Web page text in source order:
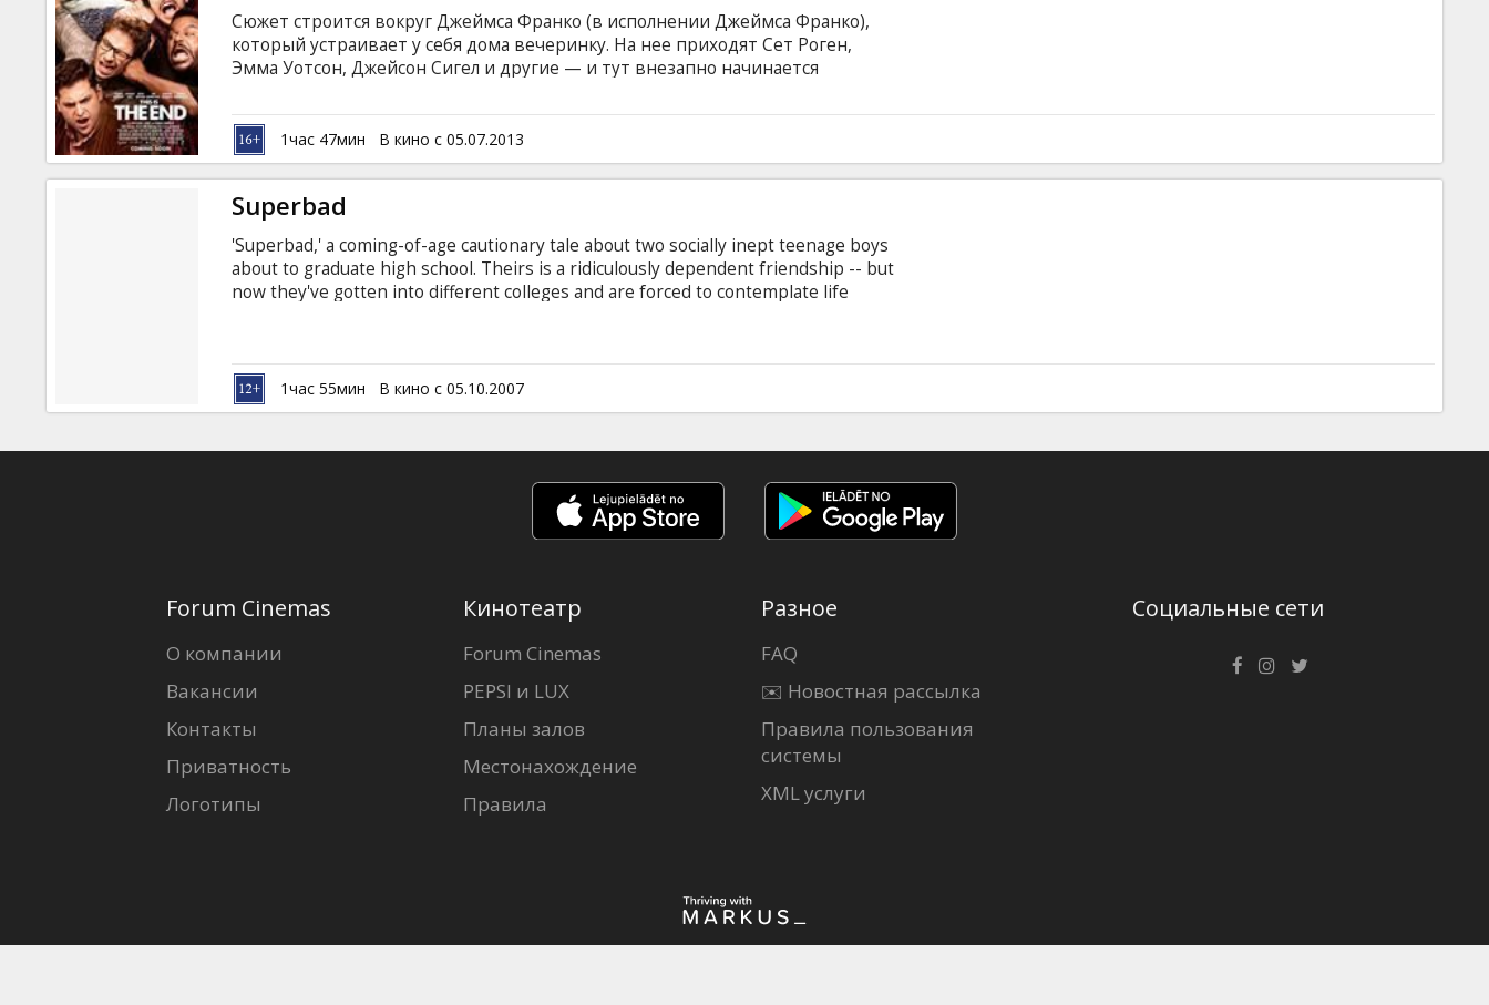
Сюжет строится вокруг Джеймса Франко (в исполнении Джеймса Франко),
который устраивает у себя дома вечеринку. На нее приходят Сет Роген,
Эмма Уотсон, Джейсон Сигел и другие — и тут внезапно начинается
на латышском и русском языках.
1час 47мин В кино с 05.07.2013
Superbad
'Superbad,' a coming-of-age cautionary tale about two socially inept teenage boys
about to graduate high school. Theirs is a ridiculously dependent friendship -- but
now they've gotten into different colleges and are forced to contemplate life
is the story of their misguided attempts to reverse a lifelong losing streak with
the ladies in one panic-driven night...
1час 55мин В кино с 05.10.2007
Forum Cinemas
О компании
Вакансии
Контакты
Приватность
Логотипы
Кинотеатр
Forum Cinemas
PEPSI и LUX
Планы залов
Местонахождение
Правила
Разное
FAQ
✉️ Новостная рассылка
Правила пользования
системы
XML услуги
Социальные сети